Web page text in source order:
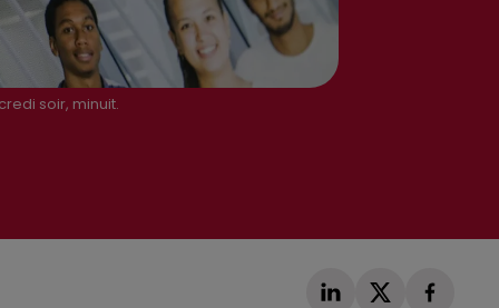
soir, minuit.